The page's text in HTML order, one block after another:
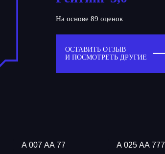
На основе 89 оценок
ОСТАВИТЬ ОТЗЫВ
И ПОСМОТРЕТЬ ДРУГИЕ
А 007 АА 77 А 025 АА 777